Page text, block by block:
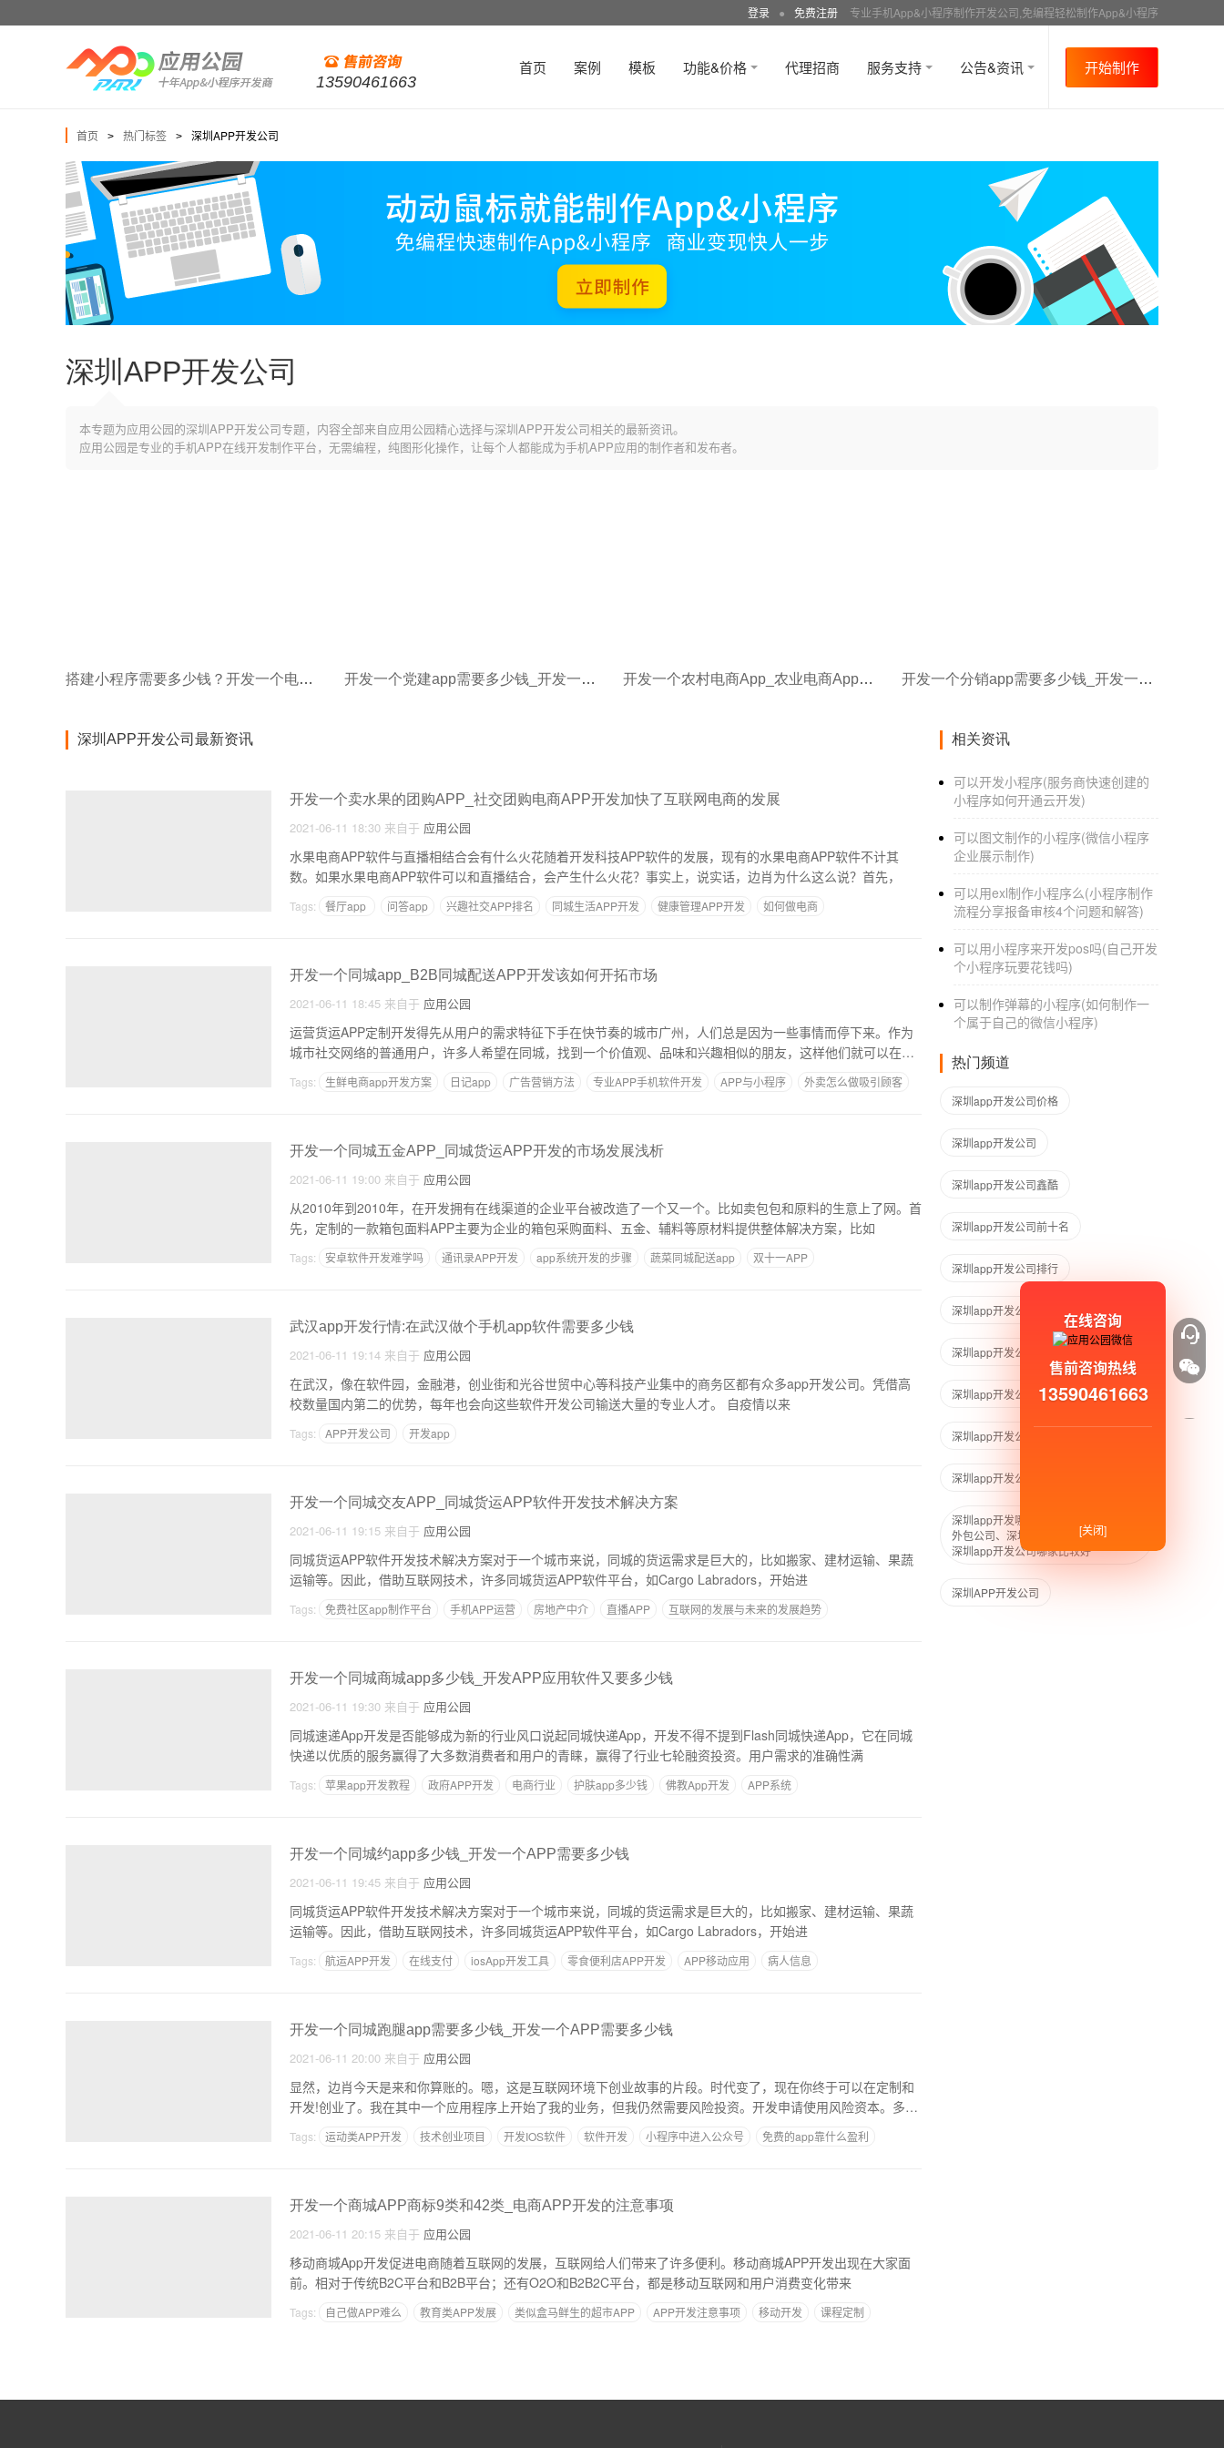
登录 ● 免费注册 专业手机App&小程序制作开发公司,免编程轻松制作App&小程序
13590461663
首页 案例 模板 功能&价格 代理招商 服务支持 公告&资讯 开始制作
首页 > 热门标签 > 深圳APP开发公司
深圳APP开发公司
本专题为应用公园的深圳APP开发公司专题，内容全部来自应用公园精心选择与深圳APP开发公司相关的最新资讯。
应用公园是专业的手机APP在线开发制作平台，无需编程，纯图形化操作，让每个人都能成为手机APP应用的制作者和发布者。
搭建小程序需要多少钱？开发一个电商小程序的价格 开发一个党建app需要多少钱_开发一个APP需要多少钱 开发一个农村电商App_农业电商App开发对农业发展有什么好处 开发一个分销app需要多少钱_开发一个APP需要多少钱
深圳APP开发公司最新资讯
开发一个卖水果的团购APP_社交团购电商APP开发加快了互联网电商的发展
2021-06-11 18:30 来自于 应用公园
水果电商APP软件与直播相结合会有什么火花随着开发科技APP软件的发展，现有的水果电商APP软件不计其
数。如果水果电商APP软件可以和直播结合，会产生什么火花？事实上，说实话，边肖为什么这么说？首先，
Tags: 餐厅app 问答app 兴趣社交APP排名 同城生活APP开发 健康管理APP开发 如何做电商
开发一个同城app_B2B同城配送APP开发该如何开拓市场
2021-06-11 18:45 来自于 应用公园
运营货运APP定制开发得先从用户的需求特征下手在快节奏的城市广州，人们总是因为一些事情而停下来。作为
城市社交网络的普通用户，许多人希望在同城，找到一个价值观、品味和兴趣相似的朋友，这样他们就可以在线
Tags: 生鲜电商app开发方案 日记app 广告营销方法 专业APP手机软件开发 APP与小程序 外卖怎么做吸引顾客
开发一个同城五金APP_同城货运APP开发的市场发展浅析
2021-06-11 19:00 来自于 应用公园
从2010年到2010年，在开发拥有在线渠道的企业平台被改造了一个又一个。比如卖包包和原料的生意上了网。首
先，定制的一款箱包面料APP主要为企业的箱包采购面料、五金、辅料等原材料提供整体解决方案，比如
Tags: 安卓软件开发难学吗 通讯录APP开发 app系统开发的步骤 蔬菜同城配送app
双十一APP
武汉app开发行情:在武汉做个手机app软件需要多少钱
2021-06-11 19:14 来自于 应用公园
在武汉，像在软件园，金融港，创业街和光谷世贸中心等科技产业集中的商务区都有众多app开发公司。凭借高
校数量国内第二的优势，每年也会向这些软件开发公司输送大量的专业人才。 自疫情以来
Tags: APP开发公司 开发app
开发一个同城交友APP_同城货运APP软件开发技术解决方案
2021-06-11 19:15 来自于 应用公园
同城货运APP软件开发技术解决方案对于一个城市来说，同城的货运需求是巨大的，比如搬家、建材运输、果蔬
运输等。因此，借助互联网技术，许多同城货运APP软件平台，如Cargo Labradors，开始进
Tags: 免费社区app制作平台 手机APP运营 房地产中介 直播APP
互联网的发展与未来的发展趋势
开发一个同城商城app多少钱_开发APP应用软件又要多少钱
2021-06-11 19:30 来自于 应用公园
同城速递App开发是否能够成为新的行业风口说起同城快递App，开发不得不提到Flash同城快递App，它在同城
快递以优质的服务赢得了大多数消费者和用户的青睐，赢得了行业七轮融资投资。用户需求的准确性满
Tags: 苹果app开发教程 政府APP开发 电商行业 护肤app多少钱 佛教App开发 APP系统
开发一个同城约app多少钱_开发一个APP需要多少钱
2021-06-11 19:45 来自于 应用公园
同城货运APP软件开发技术解决方案对于一个城市来说，同城的货运需求是巨大的，比如搬家、建材运输、果蔬
运输等。因此，借助互联网技术，许多同城货运APP软件平台，如Cargo Labradors，开始进
Tags: 航运APP开发 在线支付 iosApp开发工具 零食便利店APP开发 APP移动应用 病人信息
开发一个同城跑腿app需要多少钱_开发一个APP需要多少钱
2021-06-11 20:00 来自于 应用公园
显然，边肖今天是来和你算账的。嗯，这是互联网环境下创业故事的片段。时代变了，现在你终于可以在定制和
开发!创业了。我在其中一个应用程序上开始了我的业务，但我仍然需要风险投资。开发申请使用风险资本。多少
Tags: 运动类APP开发 技术创业项目 开发IOS软件 软件开发 小程序中进入公众号 免费的app靠什么盈利
开发一个商城APP商标9类和42类_电商APP开发的注意事项
2021-06-11 20:15 来自于 应用公园
移动商城App开发促进电商随着互联网的发展，互联网给人们带来了许多便利。移动商城APP开发出现在大家面
前。相对于传统B2C平台和B2B平台；还有O2O和B2B2C平台，都是移动互联网和用户消费变化带来
Tags: 自己做APP难么 教育类APP发展 类似盒马鲜生的超市APP APP开发注意事项 移动开发 课程定制
相关资讯
可以开发小程序(服务商快速创建的
小程序如何开通云开发)
可以图文制作的小程序(微信小程序
企业展示制作)
可以用exl制作小程序么(小程序制作
流程分享报备审核4个问题和解答)
可以用小程序来开发pos吗(自己开发
个小程序玩要花钱吗)
可以制作弹幕的小程序(如何制作一
个属于自己的微信小程序)
热门频道
深圳app开发公司价格
深圳app开发公司
深圳app开发公司鑫酷
深圳app开发公司前十名
深圳app开发公司排行
深圳app开发公司九彩谷
深圳app开发公司大概价格
深圳app开发公司app软件开发工程师
深圳app开发公司哪家比较好
深圳app开发公司哪家靠谱
深圳app开发哪家靠谱、深圳app开发
外包公司、深圳靠谱的app开发商
深圳app开发公司哪家比较好
深圳APP开发公司
在线咨询
售前咨询热线
13590461663
[关闭]